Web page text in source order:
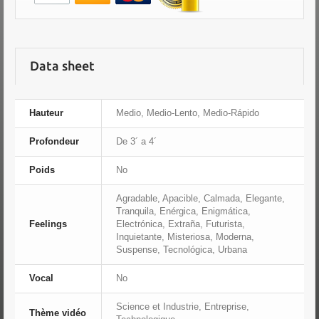
Data sheet
Hauteur Medio, Medio-Lento, Medio-Rápido
Profondeur De 3´ a 4´
Poids No
Feelings
Agradable, Apacible, Calmada, Elegante,
Tranquila, Enérgica, Enigmática,
Electrónica, Extraña, Futurista,
Inquietante, Misteriosa, Moderna,
Suspense, Tecnológica, Urbana
Vocal No
Thème vidéo
Science et Industrie, Entreprise,